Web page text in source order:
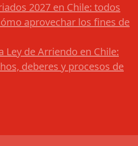
2027 en Chile: todos
aprovechar los fines de
Ley de Arriendo en Chile:
deberes y procesos de